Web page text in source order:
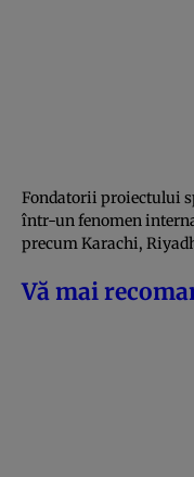
Fondatorii proiectului
într-un fenomen
precum Karachi,
Vă mai